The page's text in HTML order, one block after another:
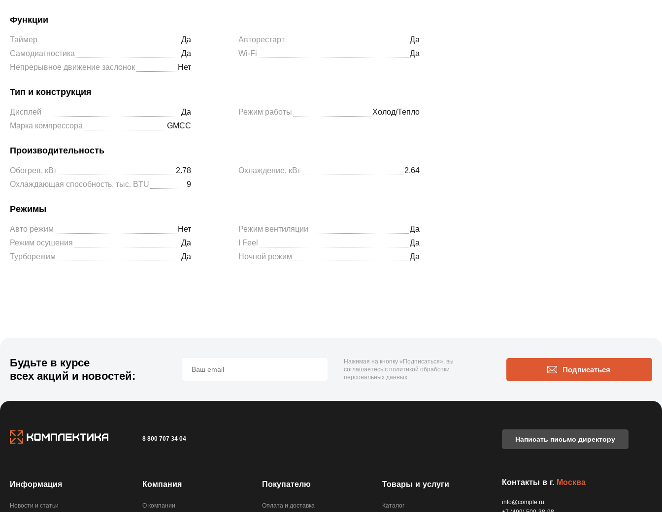
Функции
Таймер Да Авторестарт
Да
Самодиагностика
Да Wi-Fi
Да
Непрерывное движение заслонок
Нет
Тип и конструкция
Дисплей Да Режим работы
Холод/Тепло
Марка компрессора
GMCC
Производительность
Обогрев, кВт 2.78 Охлаждение, кВт
2.64
Охлаждающая способность, тыс. BTU
9
Режимы
Авто режим Нет Режим вентиляции
Да
Режим осушения
Да I Feel
Да
Турборежим
Да Ночной режим Да
Будьте в курсе
всех акций и новостей:
Нажимая на кнопку «Подписаться», вы
соглашаетесь с политикой обработки
персональных данных
Подписаться
8 800 707 34 04 Написать письмо директору
Информация
Новости и статьи
Компания
О компании
Покупателю
Оплата и доставка
Товары и услуги
Каталог
Контакты в г. Москва
info@comple.ru